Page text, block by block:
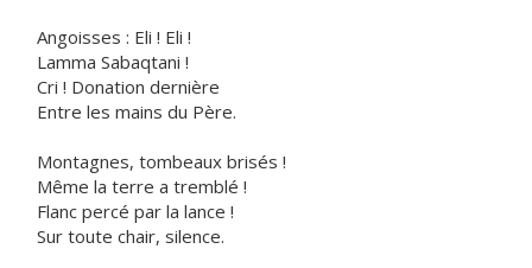
Angoisses : Eli ! Eli !
Lamma Sabaqtani !
Cri ! Donation dernière
Entre les mains du Père.
Montagnes, tombeaux brisés !
Même la terre a tremblé !
Flanc percé par la lance !
Sur toute chair, silence.